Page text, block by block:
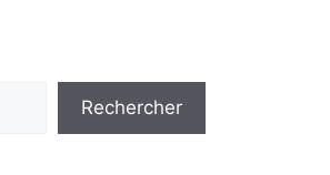
Rechercher